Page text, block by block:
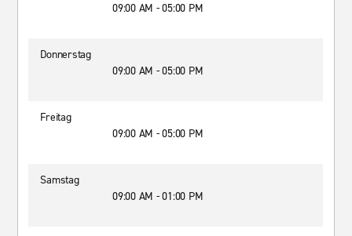
09:00 AM - 05:00 PM
Donnerstag
09:00 AM - 05:00 PM
Freitag
09:00 AM - 05:00 PM
Samstag
09:00 AM - 01:00 PM